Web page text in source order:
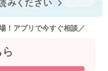
！アプリで今すぐ相談／